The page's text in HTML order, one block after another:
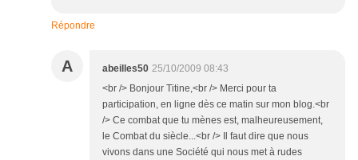
Répondre
A abeilles50 25/10/2009 08:43
<br /> Bonjour Titine,<br /> Merci pour ta
participation, en ligne dès ce matin sur mon blog.<br
/> Ce combat que tu mènes est, malheureusement,
le Combat du siècle...<br /> Il faut dire que nous
vivons dans une Société qui nous met à rudes